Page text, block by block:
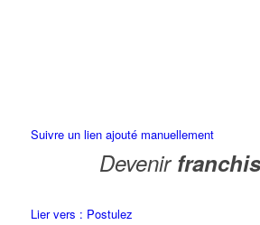
Suivre un lien ajouté manuellement
Devenir
Lier vers : Postulez